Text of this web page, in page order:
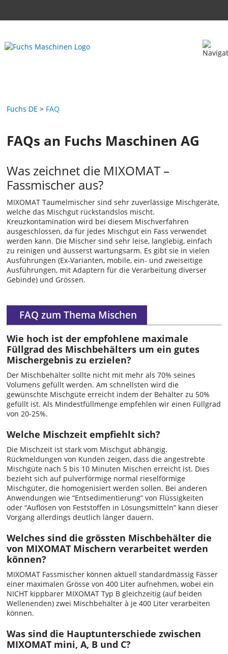
Fuchs DE FAQ
FAQs an Fuchs Maschinen AG
Was zeichnet die MIXOMAT –
Fassmischer aus?
MIXOMAT Taumelmischer sind sehr zuverlässige Mischgeräte,
welche das Mischgut rückstandslos mischt.
Kreuzkontamination wird bei diesem Mischverfahren
ausgeschlossen, da für jedes Mischgut ein Fass verwendet
werden kann. Die Mischer sind sehr leise, langlebig, einfach
zu reinigen und äusserst wartungsarm. Es gibt sie in vielen
Ausführungen (Ex-Varianten, mobile, ein- und zweiseitige
Ausführungen, mit Adaptern für die Verarbeitung diverser
Gebinde) und Grössen.
FAQ zum Thema Mischen
Wie hoch ist der empfohlene maximale
Füllgrad des Mischbehälters um ein gutes
Mischergebnis zu erzielen?
Der Mischbehälter sollte nicht mit mehr als 70% seines
Volumens gefüllt werden. Am schnellsten wird die
gewünschte Mischgüte erreicht indem der Behälter zu 50%
gefüllt ist. Als Mindestfüllmenge empfehlen wir einen Füllgrad
von 20-25%.
Welche Mischzeit empfiehlt sich?
Die Mischzeit ist stark vom Mischgut abhängig.
Rückmeldungen von Kunden zeigen, dass die angestrebte
Mischgüte nach 5 bis 10 Minuten Mischen erreicht ist. Dies
bezieht sich auf pulverförmige normal rieselförmige
Mischgüter, die homogenisiert werden sollen. Bei anderen
Anwendungen wie “Entsedimentierung” von Flüssigkeiten
oder “Auflösen von Feststoffen in Lösungsmitteln” kann dieser
Vorgang allerdings deutlich länger dauern.
Welches sind die grössten Mischbehälter die
von MIXOMAT Mischern verarbeitet werden
können?
MIXOMAT Fassmischer können aktuell standardmässig Fässer
einer maximalen Grösse von 400 Liter aufnehmen, wobei ein
NICHT kippbarer MIXOMAT Typ B gleichzeitig (auf beiden
Wellenenden) zwei Mischbehälter à je 400 Liter verarbeiten
können.
Was sind die Hauptunterschiede zwischen
MIXOMAT mini, A, B und C?